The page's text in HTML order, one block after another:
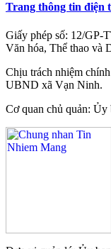
Trang thông tin điện
Giấy phép số: 12/GP-
Văn hóa, Thể thao và
Chịu trách nhiệm
UBND xã Vạn Ninh.
Cơ quan chủ quản: